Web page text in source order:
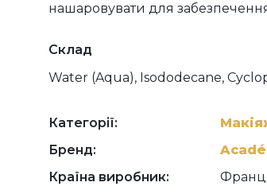
нашаровувати для
Склад
Water (Aqua), Isododecane,
Extract, Silica, Palmitoyl
Acrylate Crosspolymer, Aluminum
Carbomer, Chlorphenesin,
Категорії:
Бренд:
Країна виробник: